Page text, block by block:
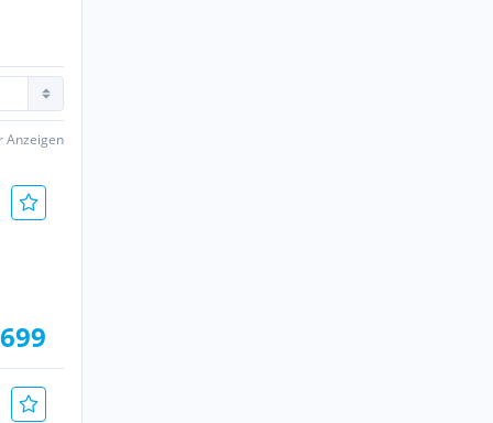
Anzeigen